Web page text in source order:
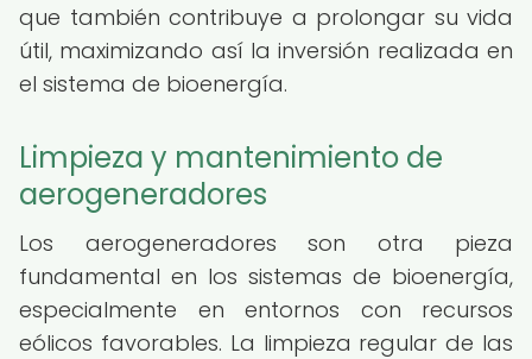
que también contribuye a prolongar su vida
útil, maximizando así la inversión realizada en
el sistema de bioenergía.
Limpieza y mantenimiento de
aerogeneradores
Los aerogeneradores son otra pieza
fundamental en los sistemas de bioenergía,
especialmente en entornos con recursos
eólicos favorables. La limpieza regular de las